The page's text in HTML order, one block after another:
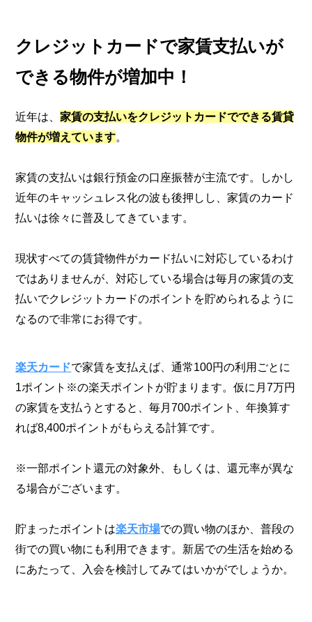
クレジットカードで家賃支払いが
できる物件が増加中！
近年は、家賃の支払いをクレジットカードでできる賃貸
物件が増えています。
家賃の支払いは銀行預金の口座振替が主流です。しかし
近年のキャッシュレス化の波も後押しし、家賃のカード
払いは徐々に普及してきています。
現状すべての賃貸物件がカード払いに対応しているわけ
ではありませんが、対応している場合は毎月の家賃の支
払いでクレジットカードのポイントを貯められるように
なるので非常にお得です。
楽天カードで家賃を支払えば、通常100円の利用ごとに
1ポイント※の楽天ポイントが貯まります。仮に月7万円
の家賃を支払うとすると、毎月700ポイント、年換算す
れば8,400ポイントがもらえる計算です。
※一部ポイント還元の対象外、もしくは、還元率が異な
る場合がございます。
貯まったポイントは楽天市場での買い物のほか、普段の
街での買い物にも利用できます。新居での生活を始める
にあたって、入会を検討してみてはいかがでしょうか。